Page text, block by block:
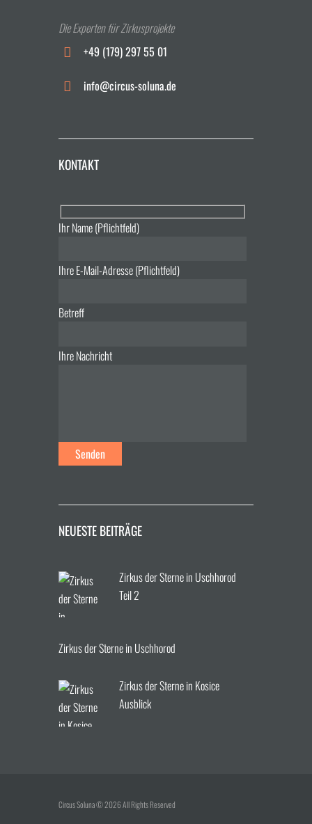
Die Experten für Zirkusprojekte
+49 (179) 297 55 01
info@circus-soluna.de
KONTAKT
Ihr Name (Pflichtfeld)
Ihre E-Mail-Adresse (Pflichtfeld)
Betreff
Ihre Nachricht
NEUESTE BEITRÄGE
Zirkus der Sterne in Uschhorod
Teil 2
Zirkus der Sterne in Uschhorod
Zirkus der Sterne in Kosice
Ausblick
Circus Soluna © 2026 All Rights Reserved